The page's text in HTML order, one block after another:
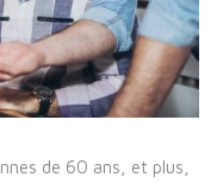
de 60 ans, et plus,